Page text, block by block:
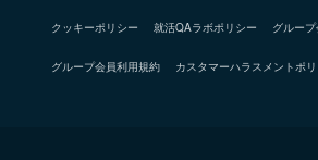
クッキーポリシー 就活QAラボポリシー グルー
グループ会員利用規約 カスタマーハラスメントポ